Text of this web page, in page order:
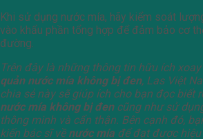
Khi sử dụng nước mía, hãy kiểm soát
vào khẩu phần tổng hợp để đảm bảo cơ
đường.
Trên đây là những thông tin hữu ích
quản nước mía không bị đen, Las Việt
chia sẻ này sẽ giúp ích cho bạn đọc biết
nước mía không bị đencũng như sử
thông minh và cẩn thận. Bên cạnh đó,
kiến bác sĩ về nước mía để đạt được